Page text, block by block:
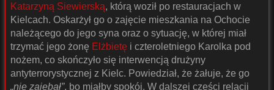
Katarzyną Siewierską, którą woził po restauracjach w
Kielcach. Oskarżył go o zajęcie mieszkania na Ochocie
należącego do jego syna oraz o sytuację, w której miał
trzymać jego żonę Elżbietę i czteroletniego Karolka pod
nożem, co skończyło się interwencją drużyny
antyterrorystycznej z Kielc. Powiedział, że żałuje, że go
„nie zajebał”, bo miałby spokój. W dalszej części relacji